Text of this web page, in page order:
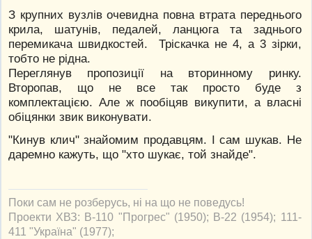
З крупних вузлів очевидна повна втрата переднього
крила, шатунів, педалей, ланцюга та заднього
перемикача швидкостей. Тріскачка не 4, а 3 зірки,
тобто не рідна.
Переглянув пропозиції на вторинному ринку.
Второпав, що не все так просто буде з
комплектацією. Але ж пообіцяв викупити, а власні
обіцянки звик виконувати.
"Кинув клич" знайомим продавцям. І сам шукав. Не
даремно кажуть, що "хто шукає, той знайде".
Поки сам не розберусь, ні на що не поведусь!
Проекти ХВЗ: В-110 "Прогрес" (1950); В-22 (1954); 111-
411 "Україна" (1977);